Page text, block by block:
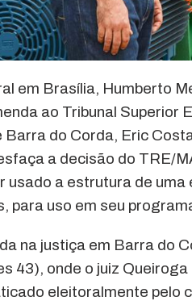
em Brasília, Humberto
ao Tribunal Superior
do Corda, Eric
a decisão do TRE/
usado a estrutura de
para uso em seu
na justiça em Barra do
43), onde o juiz
eleitoralmente pelo